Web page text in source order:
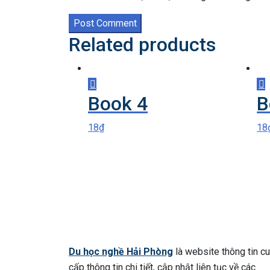
Post Comment
Related products
Book 4
18₫ 18
Du học nghề Hải Phòng là website thông tin
cấp thông tin chi tiết, cập nhật liên tục về các